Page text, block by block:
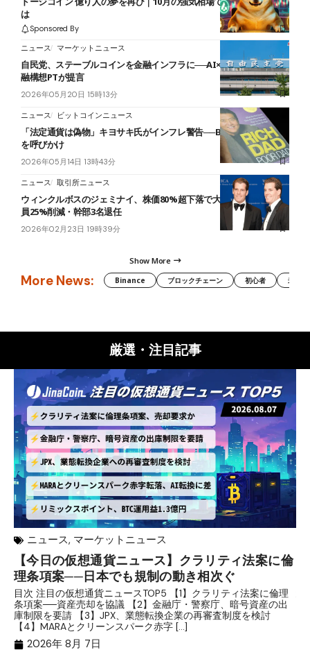
は
Sponsored By
ニュース
マーケットニュース
自民党、ステーブルコインを金融インフラに──AI×オンチェーン金
融構想PTが提言
2026年05月20日 15時13分
ニュース ビットコインニュース
「法定通貨は偽物」キヨサキ氏がインフレ警告──BTCとETHの購入
を呼びかけ
2026年05月14日 13時43分
ニュース 取引所ニュース
ウィンクルボスのジェミナイ、株価80%超下落で大規模縮小──従業
員25%削減・幹部3名退任
2026年02月23日 19時39分
Show More
More News: Binance ブロックチェーン 初心者 米国
厳選・注目記事
ニュース, マーケットニュース
【今日の仮想通貨ニュース】クラリティ法案に倫
理条項案──日本でも規制の動き相次ぐ
目次 注目の仮想通貨ニュースTOP5 【1】クラリティ法案に倫理
条項案──資産売却を協議 【2】金融庁・警察庁、暗号資産の出
庫制限を要請 【3】JPX、業態転換企業の再審査制度を検討
【4】MARAとクリーンスパーク赤字 […]
2026年 8月 7日